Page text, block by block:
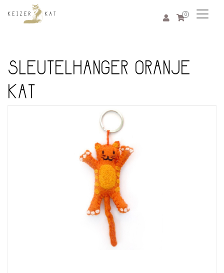
0
SLEUTELHANGER ORANJE
KAT